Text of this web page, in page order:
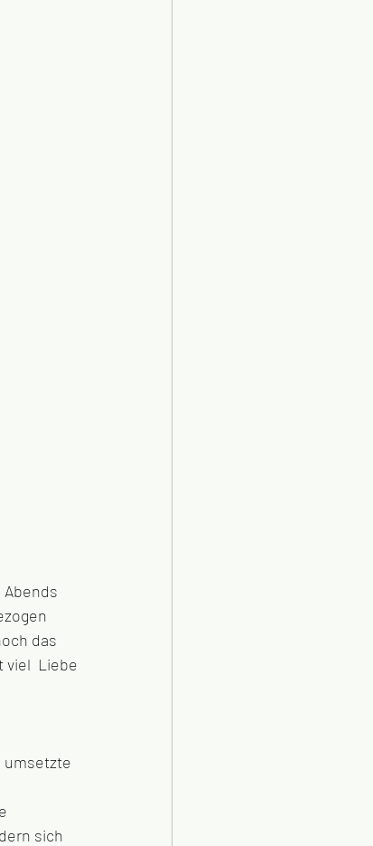
Abends
das
viel  Liebe
umsetzte
sich